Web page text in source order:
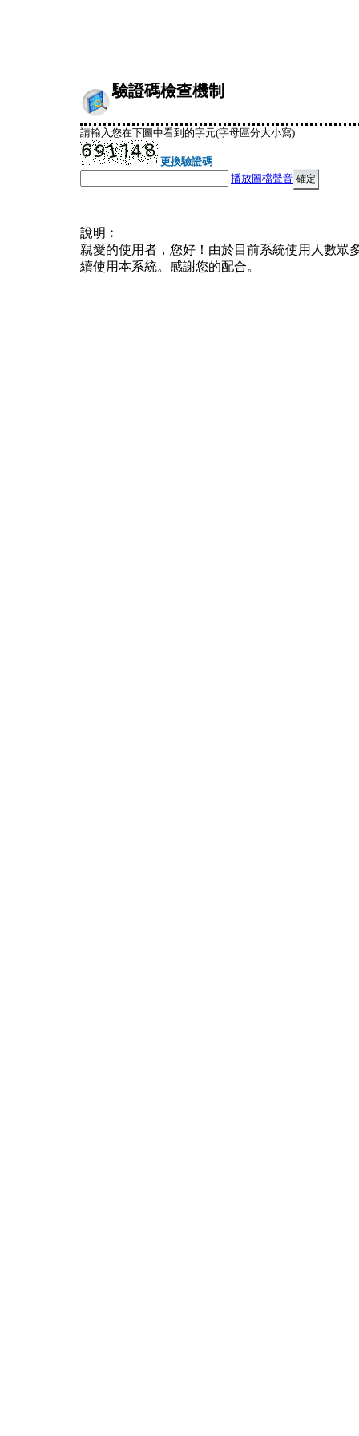
驗證碼檢查機制
請輸入您在下圖中看到的字元(字母區分大小寫)
更換驗證碼
播放圖檔聲音
說明︰
親愛的使用者，您好！由於目前系統使用人數眾
續使用本系統。感謝您的配合。